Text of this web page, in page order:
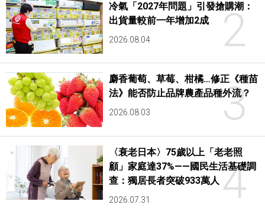
2
冷氣「2027年問題」引發搶購潮：
出貨量較前一年增加2成
2026.08.04
3
麝香葡萄、草莓、柑橘…修正《種苗
法》能否防止品牌農產品種外流？
2026.08.03
4
〈衰老日本〉75歲以上「老老照
顧」家庭達37%——國民生活基礎調
查：獨居長者突破933萬人
2026.07.31